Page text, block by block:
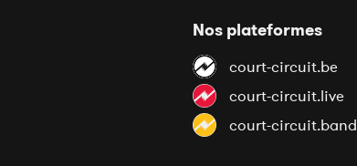
Nos plateformes
court-circuit.be
court-circuit.live
court-circuit.band